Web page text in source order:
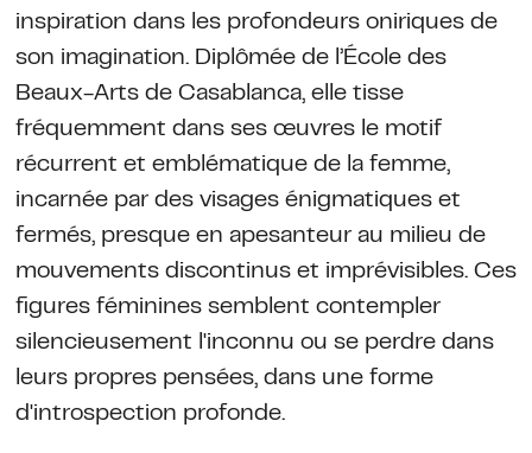
inspiration dans les profondeurs oniriques de
son imagination. Diplômée de l’École des
Beaux-Arts de Casablanca, elle tisse
fréquemment dans ses œuvres le motif
récurrent et emblématique de la femme,
incarnée par des visages énigmatiques et
fermés, presque en apesanteur au milieu de
mouvements discontinus et imprévisibles. Ces
figures féminines semblent contempler
silencieusement l'inconnu ou se perdre dans
leurs propres pensées, dans une forme
d'introspection profonde.